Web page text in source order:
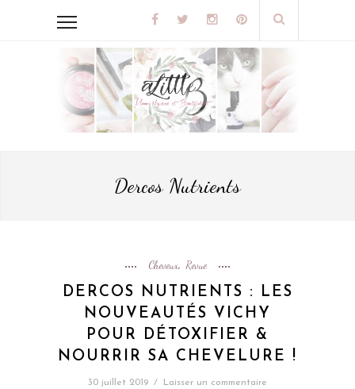
Dercos Nutrients
Cheveux, Revue
DERCOS NUTRIENTS : LES
NOUVEAUTÉS VICHY
POUR DÉTOXIFIER &
NOURRIR SA CHEVELURE !
30 juillet 2019 / Laisser un commentaire